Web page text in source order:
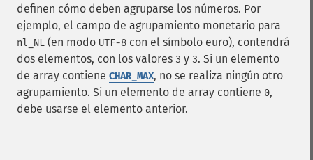
definen cómo deben agruparse los números. Por
ejemplo, el campo de agrupamiento monetario para
nl_NL (en modo UTF-8 con el símbolo euro), contendrá
dos elementos, con los valores 3 y 3. Si un elemento
de array contiene CHAR_MAX, no se realiza ningún otro
agrupamiento. Si un elemento de array contiene 0,
debe usarse el elemento anterior.